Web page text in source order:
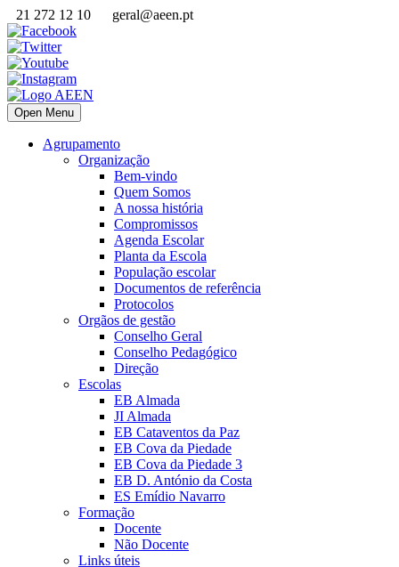
21 272 12 10 geral@aeen.pt
Open Menu
Agrupamento
Organização
Bem-vindo
Quem Somos
A nossa história
Compromissos
Agenda Escolar
Planta da Escola
População escolar
Documentos de referência
Protocolos
Orgãos de gestão
Conselho Geral
Conselho Pedagógico
Direção
Escolas
EB Almada
JI Almada
EB Cataventos da Paz
EB Cova da Piedade
EB Cova da Piedade 3
EB D. António da Costa
ES Emídio Navarro
Formação
Docente
Não Docente
Links úteis